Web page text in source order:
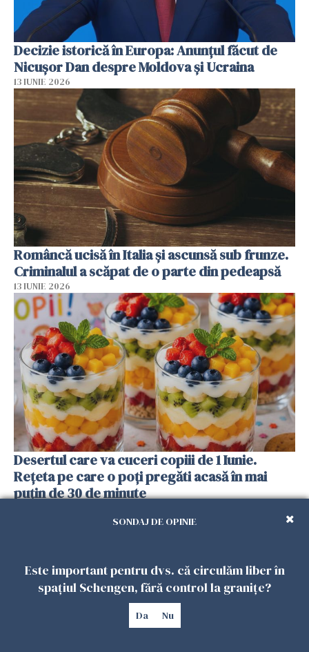
Decizie istorică în Europa: Anunțul făcut de
Nicușor Dan despre Moldova și Ucraina
13 IUNIE 2026
Româncă ucisă în Italia și ascunsă sub frunze.
Criminalul a scăpat de o parte din pedeapsă
13 IUNIE 2026
Desertul care va cuceri copiii de 1 Iunie.
Rețeta pe care o poți pregăti acasă în mai
puțin de 30 de minute
SONDAJ DE OPINIE
Este important pentru dvs. că circulăm liber în
spațiul Schengen, fără control la granițe?
Da Nu